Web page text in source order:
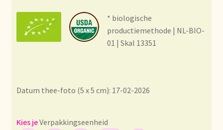
Contact
Contact
Current price list
* biologische
productiemethode | NL-BIO-
01 | Skal 13351
Datum thee-foto (5 x 5 cm): 17-02-2026
Verpakkingseenheid